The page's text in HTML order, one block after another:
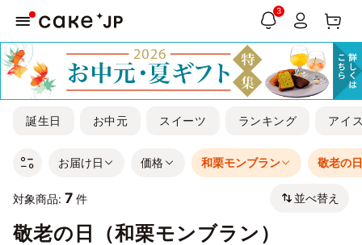
3
誕生日 お中元 スイーツ ランキング アイ
お届け日 価格 和栗モンブラン 敬老の
対象商品: 7 件 並べ替え
敬老の日（和栗モンブラン）